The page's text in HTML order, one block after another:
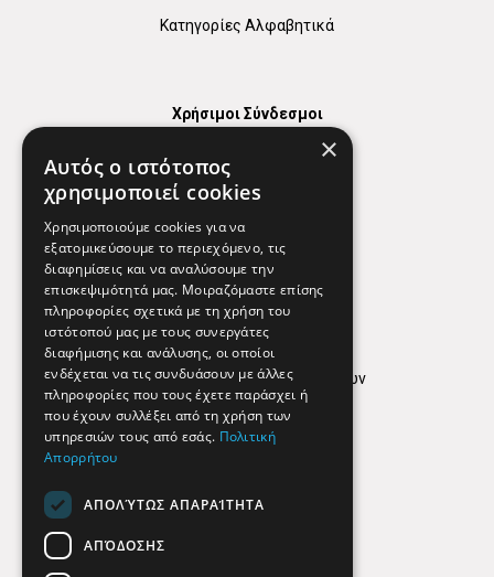
Κατηγορίες Αλφαβητικά
Χρήσιμοι Σύνδεσμοι
Χρήσιμα Τηλέφωνα
Εφημερεύοντα Φαρμακεία
Απόρρητο
Όροι Χρήσης
Πολιτική προστασίας δεδομένων
Findhere
Social Media
×
Αυτός ο ιστότοπος
χρησιμοποιεί cookies
Χρησιμοποιούμε cookies για να
εξατομικεύσουμε το περιεχόμενο, τις
διαφημίσεις και να αναλύσουμε την
επισκεψιμότητά μας. Μοιραζόμαστε επίσης
πληροφορίες σχετικά με τη χρήση του
ιστότοπού μας με τους συνεργάτες
διαφήμισης και ανάλυσης, οι οποίοι
ενδέχεται να τις συνδυάσουν με άλλες
πληροφορίες που τους έχετε παράσχει ή
που έχουν συλλέξει από τη χρήση των
υπηρεσιών τους από εσάς. Πολιτική
Απορρήτου
ΑΠΟΛΎΤΩΣ ΑΠΑΡΑΊΤΗΤΑ
ΑΠΌΔΟΣΗΣ